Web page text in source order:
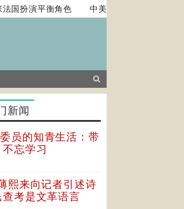
扮演平衡角色 中美两国新一轮关税措施
新闻
员的知青生活：带
忘学习
熙来向记者引述诗
查考是文革语言